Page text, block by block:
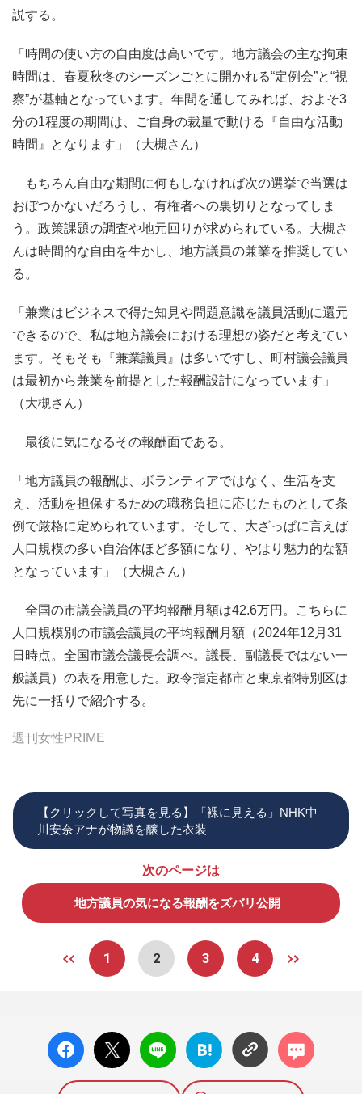
説する。
「時間の使い方の自由度は高いです。地方議会の主な拘束
時間は、春夏秋冬のシーズンごとに開かれる“定例会”と“視
察”が基軸となっています。年間を通してみれば、およそ3
分の1程度の期間は、ご自身の裁量で動ける『自由な活動
時間』となります」（大槻さん）
もちろん自由な期間に何もしなければ次の選挙で当選は
おぼつかないだろうし、有権者への裏切りとなってしま
う。政策課題の調査や地元回りが求められている。大槻さ
んは時間的な自由を生かし、地方議員の兼業を推奨してい
る。
「兼業はビジネスで得た知見や問題意識を議員活動に還元
できるので、私は地方議会における理想の姿だと考えてい
ます。そもそも『兼業議員』は多いですし、町村議会議員
は最初から兼業を前提とした報酬設計になっています」
（大槻さん）
最後に気になるその報酬面である。
「地方議員の報酬は、ボランティアではなく、生活を支
え、活動を担保するための職務負担に応じたものとして条
例で厳格に定められています。そして、大ざっぱに言えば
人口規模の多い自治体ほど多額になり、やはり魅力的な額
となっています」（大槻さん）
全国の市議会議員の平均報酬月額は42.6万円。こちらに
人口規模別の市議会議員の平均報酬月額（2024年12月31
日時点。全国市議会議長会調べ。議長、副議長ではない一
般議員）の表を用意した。政令指定都市と東京都特別区は
先に一括りで紹介する。
週刊女性PRIME
【クリックして写真を見る】「裸に見える」NHK中
川安奈アナが物議を醸した衣装
次のページは
地方議員の気になる報酬をズバリ公開
1 2 3 4
facebo
ok い
X ポス
ト
LINE
はてな
ブック
に追加
コメン
ト